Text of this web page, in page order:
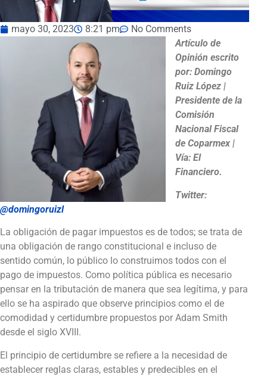
mayo 30, 2023 8:21 pm
No Comments
Artículo de
Opinión escrito
por: Domingo
Ruiz López |
Presidente de la
Comisión
Nacional Fiscal
de Coparmex |
Vía: El
Financiero.
Twitter:
@domingoruizl
La obligación de pagar impuestos es de todos; se trata de
una obligación de rango constitucional e incluso de
sentido común, lo público lo construimos todos con el
pago de impuestos. Como política pública es necesario
pensar en la tributación de manera que sea legítima, y para
ello se ha aspirado que observe principios como el de
comodidad y certidumbre propuestos por Adam Smith
desde el siglo XVIII.
El principio de certidumbre se refiere a la necesidad de
establecer reglas claras, estables y predecibles en el